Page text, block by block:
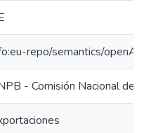
repo/semantics/
- Comisión Nacional de